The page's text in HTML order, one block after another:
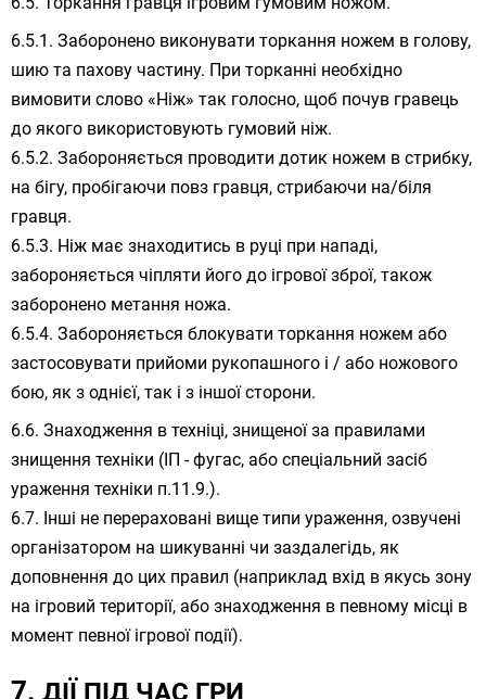
Заборонено виконувати торкання ножем в голову,
шию та пахову частину. При торканні необхідно
вимовити слово «Ніж» так голосно, щоб почув гравець
до якого використовують гумовий ніж.
Забороняється проводити дотик ножем в стрибку,
на бігу, пробігаючи повз гравця, стрибаючи на/біля
гравця.
Ніж має знаходитись в руці при нападі,
забороняється чіпляти його до ігрової зброї, також
заборонено метання ножа.
Забороняється блокувати торкання ножем або
застосовувати прийоми рукопашного і / або ножового
бою, як з однієї, так і з іншої сторони.
Знаходження в техніці, знищеної за правилами
знищення техніки (ІП - фугас, або спеціальний засіб
ураження техніки п.11.9.).
Інші не перераховані вище типи ураження, озвучені
організатором на шикуванні чи заздалегідь, як
доповнення до цих правил (наприклад вхід в якусь зону
на ігровий території, або знаходження в певному місці в
момент певної ігрової події).
ДІЇ ПІД ЧАС ГРИ